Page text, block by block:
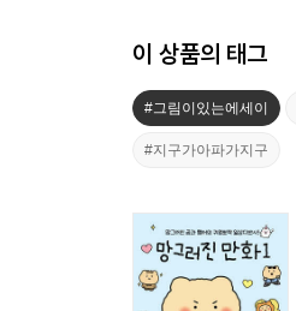
이 상품의 태그
#그림이있는에세이
#지구가아파가지구